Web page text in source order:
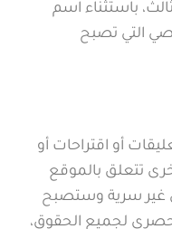
باستثناء اسم
التي تصبح
أو اقتراحات أو
تتعلق بالموقع
غير سرية وستصبح
لجميع الحقوق،